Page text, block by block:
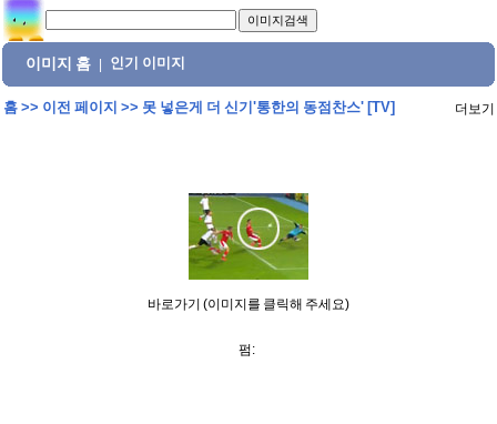
이미지 홈 인기 이미지
홈>> 이전 페이지 >> 못 넣은게 더 신기'통한의 동점찬스' [TV] 더보기
바로가기 (이미지를 클릭해 주세요)
펌: